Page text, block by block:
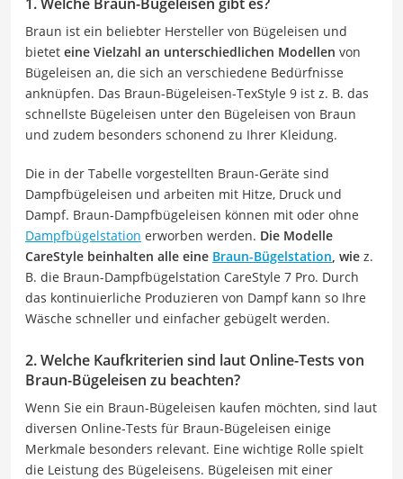
Braun ist ein beliebter Hersteller von Bügeleisen und
bietet eine Vielzahl an unterschiedlichen Modellen von
Bügeleisen an, die sich an verschiedene Bedürfnisse
anknüpfen. Das Braun-Bügeleisen-TexStyle 9 ist z. B. das
schnellste Bügeleisen unter den Bügeleisen von Braun
und zudem besonders schonend zu Ihrer Kleidung.
Die in der Tabelle vorgestellten Braun-Geräte sind
Dampfbügeleisen und arbeiten mit Hitze, Druck und
Dampf. Braun-Dampfbügeleisen können mit oder ohne
Dampfbügelstation erworben werden. Die Modelle
CareStyle beinhalten alle eine Braun-Bügelstation , wie z.
B. die Braun-Dampfbügelstation CareStyle 7 Pro. Durch
das kontinuierliche Produzieren von Dampf kann so Ihre
Wäsche schneller und einfacher gebügelt werden.
2. Welche Kaufkriterien sind laut Online-Tests von
Braun-Bügeleisen zu beachten?
Wenn Sie ein Braun-Bügeleisen kaufen möchten, sind laut
diversen Online-Tests für Braun-Bügeleisen einige
Merkmale besonders relevant. Eine wichtige Rolle spielt
die Leistung des Bügeleisens. Bügeleisen mit einer